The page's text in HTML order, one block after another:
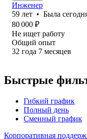
Инженер
59 лет • Была
80 000 ₽
Не ищет работу
Общий опыт
32 года 7 месяцев
Быстрые
Гибкий график
Полный день
Сменный график
Корпоративная